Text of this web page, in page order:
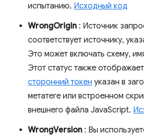
испытанию. Исходный код
WrongOrigin : Источник
соответствует источнику,
Это может включать схему,
Этот статус также
сторонний токен указан в
метатеге или встроенном
внешнего файла JavaScript.
WrongVersion : Вы